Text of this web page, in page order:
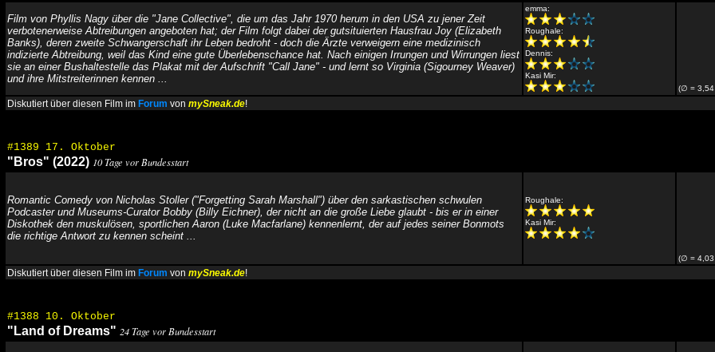
Film von Phyllis Nagy über die "Jane Collective", die um das Jahr 1970 herum in den USA zu jener Zeit
verbotenerweise Abtreibungen angeboten hat; der Film folgt dabei der gutsituierten Hausfrau Joy (Elizabeth
Banks), deren zweite Schwangerschaft ihr Leben bedroht - doch die Ärzte verweigern eine medizinisch
indizierte Abtreibung, weil das Kind eine gute Überlebenschance hat. Nach einigen Irrungen und Wirrungen liest
sie an einer Bushaltestelle das Plakat mit der Aufschrift "Call Jane" - und lernt so Virginia (Sigourney Weaver)
und ihre Mitstreiterinnen kennen ...
emma:
Roughale:
Dennis:
Kasi Mir:
(∅ = 3,54
Diskutiert über diesen Film im Forum von mySneak.de!
#1389 17. Oktober
"Bros" (2022) 10 Tage vor Bundesstart
Romantic Comedy von Nicholas Stoller ("Forgetting Sarah Marshall") über den sarkastischen schwulen
Podcaster und Museums-Curator Bobby (Billy Eichner), der nicht an die große Liebe glaubt - bis er in einer
Diskothek den muskulösen, sportlichen Aaron (Luke Macfarlane) kennenlernt, der auf jedes seiner Bonmots
die richtige Antwort zu kennen scheint ...
Roughale:
Kasi Mir:
(∅ = 4,03
Diskutiert über diesen Film im Forum von mySneak.de!
#1388 10. Oktober
"Land of Dreams" 24 Tage vor Bundesstart